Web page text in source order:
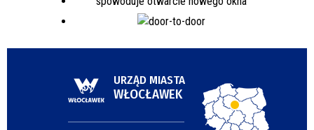
URZĄD MIASTA
WŁOCŁAWEK